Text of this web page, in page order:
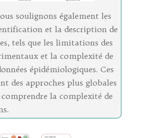
soulignons également les
et la description de
tels que les limitations des
et la complexité de
épidémiologiques. Ces
des approches plus globales
la complexité de